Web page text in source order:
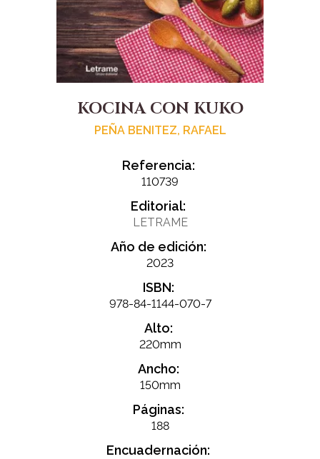
KOCINA CON KUKO
PEÑA BENITEZ, RAFAEL
Referencia:
110739
Editorial:
LETRAME
Año de edición:
2023
ISBN:
978-84-1144-070-7
Alto:
220mm
Ancho:
150mm
Páginas:
188
Encuadernación: